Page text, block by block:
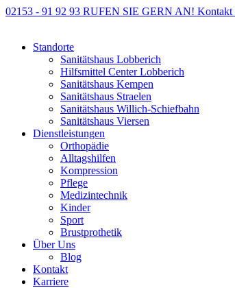
02153 - 91 92 93 RUFEN SIE GERN AN! Kontakt
Standorte
Sanitätshaus Lobberich
Hilfsmittel Center Lobberich
Sanitätshaus Kempen
Sanitätshaus Straelen
Sanitätshaus Willich-Schiefbahn
Sanitätshaus Viersen
Dienstleistungen
Orthopädie
Alltagshilfen
Kompression
Pflege
Medizintechnik
Kinder
Sport
Brustprothetik
Über Uns
Blog
Kontakt
Karriere